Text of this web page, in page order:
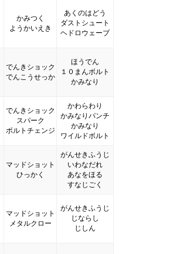
かみつく
ようかいえき
あくのはどう
ダストシュート
ヘドロウェーブ
でんきショック
でんこうせっか
ほうでん
１０まんボルト
かみなり
でんきショック
スパーク
ボルトチェンジ
かわらわり
かみなりパンチ
かみなり
ワイルドボルト
マッドショット
ひっかく
がんせきふうじ
いわなだれ
あなをほる
すなじごく
マッドショット
メタルクロー
がんせきふうじ
じならし
じしん